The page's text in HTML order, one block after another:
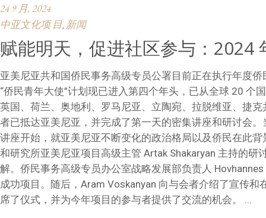
24 9 月, 2024
中亚文化项 目, 新闻
赋能明天，促进社区参与：2024
亚美尼亚共和国侨民事务高级专员公署目前正在执行年度
“侨民青年大使”计划现已进入第四个年头，已从全球 20
英国、荷兰、奥地利、罗马尼亚、立陶宛、拉脱维亚、捷
者已抵达亚美尼亚，并完成了第一天的密集讲座和研讨会。
讲座开始，就亚美尼亚不断变化的政治格局以及侨民在此
和研究所亚美尼亚项目高级主管 Artak Shakaryan 主持的
解。侨民事务高级专员办公室战略发展部负责人
成功项目。随后，Aram Voskanyan 向与会者介绍了宣传
席了仪式，并为今年项目的参与者提供了交流的机会。